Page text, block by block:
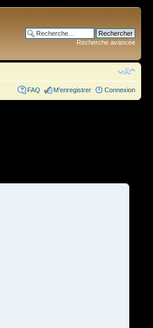
Recherche avancée
FAQ M’enregistrer Connexion